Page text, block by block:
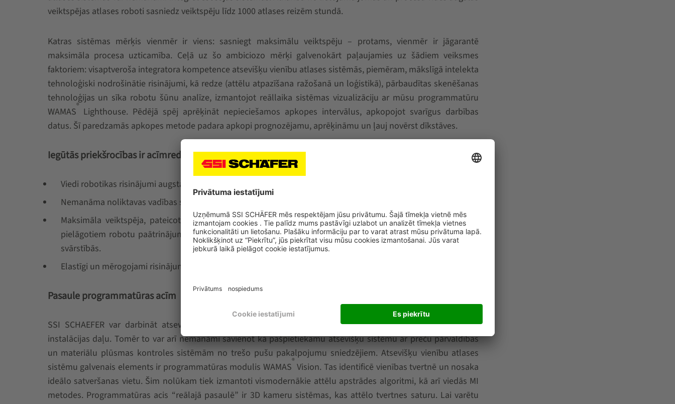
veiktspējas atlases roboti sasniedz veiktspēju līdz 1000 atlases reizēm stundā.
Katras sistēmas mērķis vienmēr ir viens: sasniegt maksimālu veiktspēju – protams, vienmēr ir jāgarantē
maksimāla procesa uzticamība. Ceļā uz šo ambiciozo mērķi galvenokārt paļaujamies uz šādiem veiksmes
faktoriem: visaptveroša integratora kompetence atsevišķu vienību atlases sistēmās, piemēram, mākslīgā intelekta
tehnoloģiski nodrošinātie risinājumi, kā redze (attēlu atpazīšana ražošanā un loģistikā), pārbaudītas skenēšanas
tehnoloģijas un sīka robotu šūnu analīze, izmantojot reāllaika sistēmas vizualizāciju ar mūsu programmatūru
WAMAS
®
Lighthouse. Pēdējā spēj aprēķināt nepieciešamos apkopes intervālus, apkopojot svarīgus darbības
datus. Šī paredzamās apkopes metode padara apkopi prognozējamu, aprēķināmu un ļauj novērst dīkstāves.
Iegūtās priekšrocības ir acīmredzamas:
Viedi robotikas risinājumi augstai sistēmas pieejamībai ar nemainīgu veiktspēju.
Nemanāma noliktavas vadības sistēmas WAMAS integrācija esošajā infrastruktūrā.
Maksimāla veiktspēja, pateicoties augstajai procesa uzticamībai, ar pilnveidotu satveršanu un produktam
pielāgotiem robotu paātrinājumiem, kas tiek galā gan sastrēgumstundās, gan sezonālajās pārdošanas pīķu
svārstībās.
Elastīgi un mērogojami risinājumi.
Pasaule programmatūras acīm
SSI SCHAEFER var darbināt atsevišķu vienību atlases sistēmu programmatūru kā pilnībā integrētu WAMAS
instalācijas daļu. Tomēr to var arī nemanāmi savienot kā pašpietiekamu atsevišķu sistēmu ar preču pārvaldības
un materiālu plūsmas kontroles sistēmām no trešo pušu pakalpojumu sniedzējiem. Atsevišķu vienību atlases
sistēmu galvenais elements ir programmatūras modulis WAMAS
®
Vision. Tas identificē vienības tvertnē un nosaka
ideālo satveršanas vietu. Šim nolūkam tiek izmantoti vismodernākie attēlu apstrādes algoritmi, kā arī viedās MI
metodes. Programmatūras acis “reālajā pasaulē” ir 3D kameru sistēmas, kas attēlo tvertnes saturu. Lai varētu